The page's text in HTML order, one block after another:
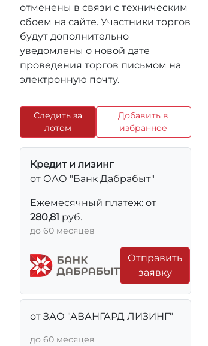
отменены в связи с техническим
сбоем на сайте. Участники торгов
будут дополнительно
уведомлены о новой дате
проведения торгов письмом на
электронную почту.
Следить за
лотом
Добавить в
избранное
Кредит и лизинг
от ОАО "Банк Дабрабыт"
Ежемесячный платеж: от
280,81 руб.
до 60 месяцев
Отправить
заявку
от ЗАО "АВАНГАРД ЛИЗИНГ"
до 60 месяцев